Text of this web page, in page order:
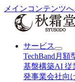
メインコンテンツ
サービス
TechBand 月額
基盤構築AI 従
発事業会社向